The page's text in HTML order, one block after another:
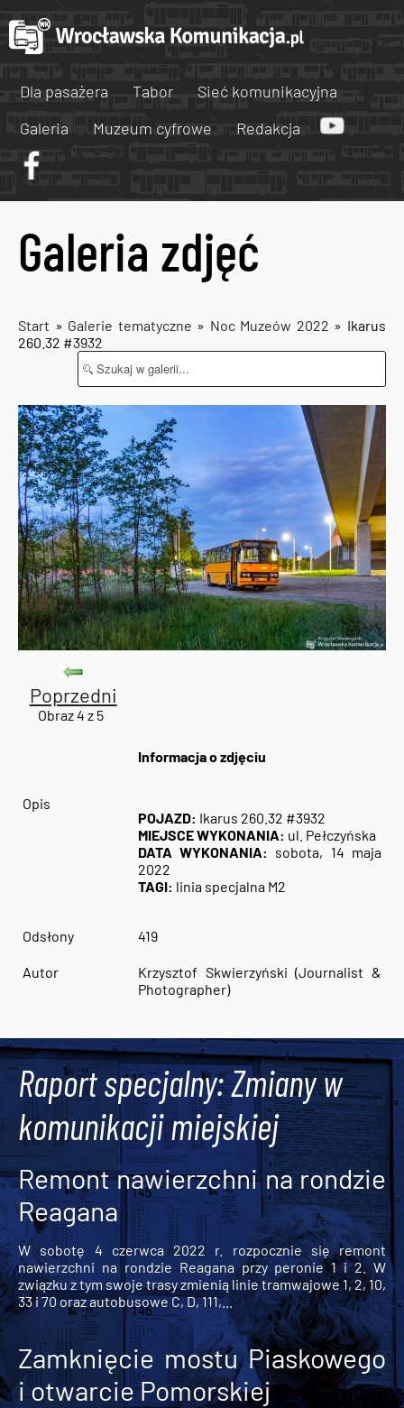
Dla pasażera Tabor
Sieć komunikacyjna
Galeria
Muzeum cyfrowe Redakcja
Galeria zdjęć
Start » Galerie tematyczne » Noc Muzeów 2022 » Ikarus
260.32 #3932
Poprzedni
Obraz 4 z 5
Informacja o zdjęciu
Opis
POJAZD: Ikarus 260.32 #3932
MIEJSCE WYKONANIA: ul. Pełczyńska
DATA WYKONANIA: sobota, 14 maja
2022
TAGI: linia specjalna M2
Odsłony 419
Autor
Krzysztof Skwierzyński (Journalist &
Photographer)
Raport specjalny: Zmiany w
komunikacji miejskiej
Remont nawierzchni na rondzie
Reagana
W sobotę 4 czerwca 2022 r. rozpocznie się remont
nawierzchni na rondzie Reagana przy peronie 1 i 2. W
związku z tym swoje trasy zmienią linie tramwajowe 1, 2, 10,
33 i 70 oraz autobusowe C, D, 111,...
Zamknięcie mostu Piaskowego
i otwarcie Pomorskiej